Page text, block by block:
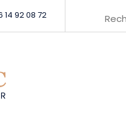
14 92 08 72